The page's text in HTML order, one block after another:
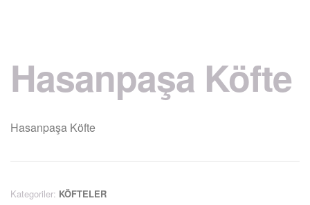
Hasanpaşa Köfte
Hasanpaşa Köfte
Kategoriler: KÖFTELER